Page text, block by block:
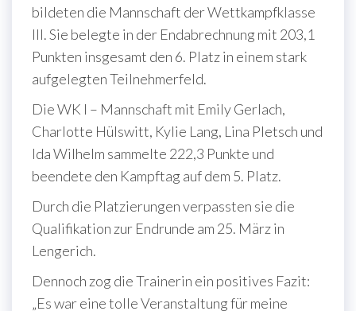
bildeten die Mannschaft der Wettkampfklasse
III. Sie belegte in der Endabrechnung mit 203,1
Punkten insgesamt den 6. Platz in einem stark
aufgelegten Teilnehmerfeld.
Die WK I – Mannschaft mit Emily Gerlach,
Charlotte Hülswitt, Kylie Lang, Lina Pletsch und
Ida Wilhelm sammelte 222,3 Punkte und
beendete den Kampftag auf dem 5. Platz.
Durch die Platzierungen verpassten sie die
Qualifikation zur Endrunde am 25. März in
Lengerich.
Dennoch zog die Trainerin ein positives Fazit:
„Es war eine tolle Veranstaltung für meine